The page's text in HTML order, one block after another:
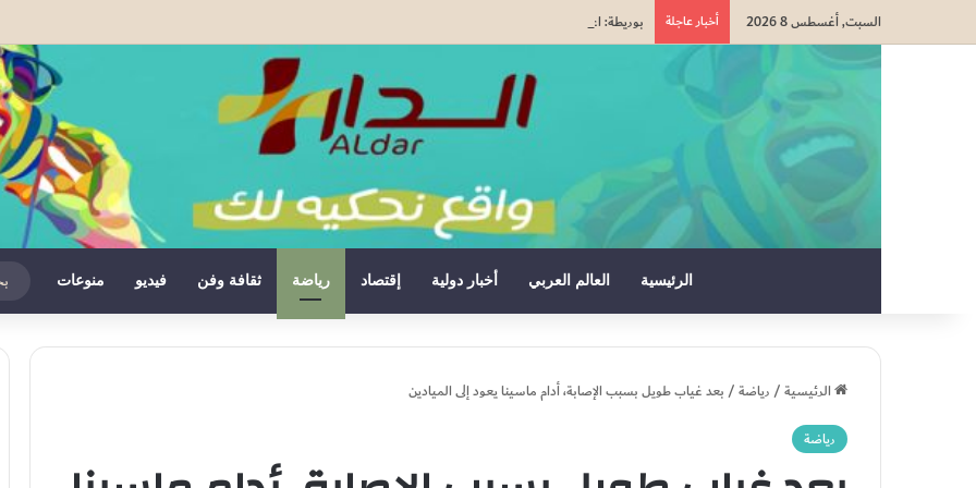
السبت, أغسطس 8 2026 أخبار عاجلة بوريطة: اعتراف كولومبيا بسيادة المغرب على صحرائه «قرار تاريخي»…
الرئيسية العالم العربي أخبار دولية إقتصاد رياضة ثقافة وفن فيديو منوعات
الرئيسية/رياضة/بعد غياب طويل بسبب الإصابة، أدام ماسينا يعود إلى الميادين
رياضة